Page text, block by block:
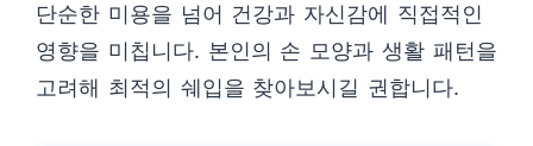
단순한 미용을 넘어 건강과 자신감에 직접적인
영향을 미칩니다. 본인의 손 모양과 생활 패턴을
고려해 최적의 쉐입을 찾아보시길 권합니다.